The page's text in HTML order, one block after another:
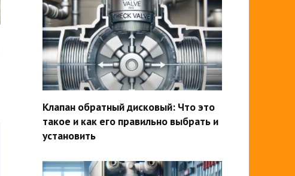
Клапан обратный дисковый: Что это
такое и как его правильно выбрать и
установить